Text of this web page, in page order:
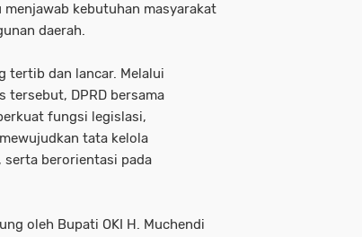
kebutuhan masyarakat
daerah.
tertib dan lancar. Melalui
tersebut, DPRD bersama
fungsi legislasi,
tata kelola
berorientasi pada
oleh Bupati OKI H. Muchendi